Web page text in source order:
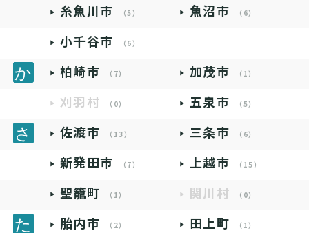
糸魚川市 （5） 魚沼市 （6）
小千谷市 （6）
柏崎市 （7） 加茂市 （1）
刈羽村 （0） 五泉市 （5）
佐渡市 （13） 三条市 （6）
新発田市 （7） 上越市 （15）
聖籠町 （1） 関川村 （0）
胎内市 （2） 田上町 （1）